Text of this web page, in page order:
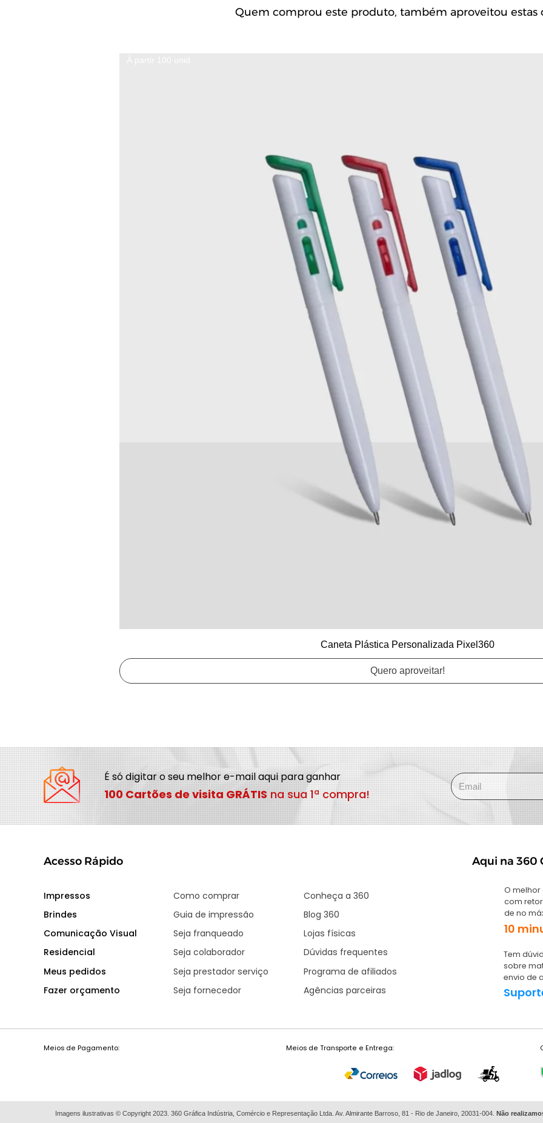
Quem comprou este produto, também aproveitou estas
Caneta Plástica Personalizada Pixel360
Quero aproveitar!
É só digitar o seu melhor e-mail aqui para ganhar
100 Cartões de visita GRÁTISna sua 1ª compra!
Acesso Rápido
Impressos
Brindes
Comunicação Visual
Residencial
Meus pedidos
Fazer orçamento
Como comprar
Guia de impressão
Seja franqueado
Seja colaborador
Seja prestador serviço
Seja fornecedor
Conheça a 360
Blog 360
Lojas físicas
Dúvidas frequentes
Programa de afiliados
Agências parceiras
Aqui na 360
O
com
de no
10
Tem
sobre
envio de
Meios de Pagamento: Meios de Transporte e Entrega:
Imagens ilustrativas © Copyright 2023. 360 Gráfica Indústria, Comércio e Representação Ltda. Av. Almirante Barroso, 81 - Rio de Janeiro, 20031-004. Não